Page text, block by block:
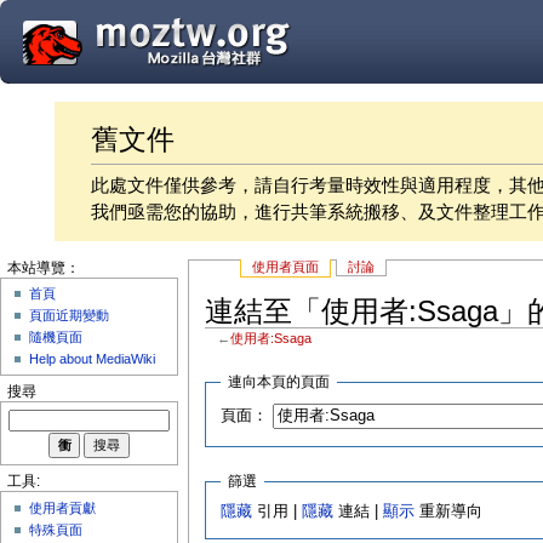
舊文件
此處文件僅供參考，請自行考量時效性與適用程度，其
我們亟需您的協助，進行共筆系統搬移、及文件整理工
使用者頁面 討論
連結至「使用者:Ssaga」
←使用者:Ssaga
連向本頁的頁面
頁面：
篩選
隱藏 引用 | 隱藏 連結 |顯示 重新導向
本站導覽：
首頁
頁面近期變動
隨機頁面
Help about MediaWiki
搜尋
工具:
使用者貢獻
特殊頁面